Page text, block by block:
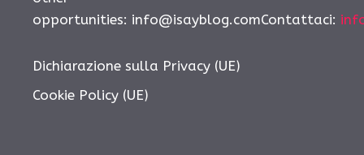
opportunities: info@isayblog.comContattaci:
Dichiarazione sulla Privacy (UE)
Cookie Policy (UE)